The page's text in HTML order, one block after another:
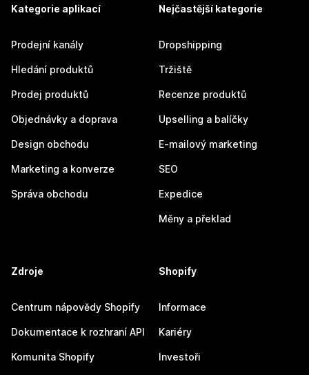
Kategorie aplikací
Prodejní kanály
Hledání produktů
Prodej produktů
Objednávky a doprava
Design obchodu
Marketing a konverze
Správa obchodu
Nejčastější kategorie
Dropshipping
Tržiště
Recenze produktů
Upselling a balíčky
E-mailový marketing
SEO
Expedice
Měny a překlad
Zdroje
Centrum nápovědy Shopify
Dokumentace k rozhraní API
Komunita Shopify
Shopify
Informace
Kariéry
Investoři